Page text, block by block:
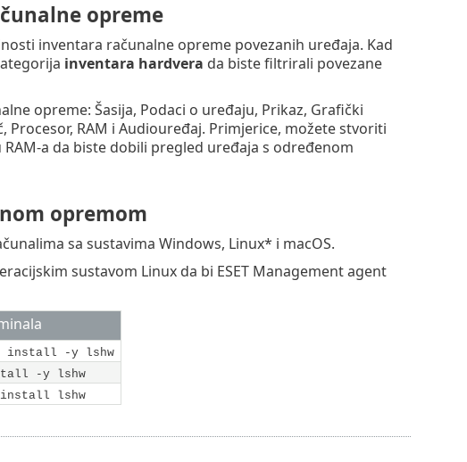
opreme
inventara računalne opreme povezanih uređaja. Kad
inventara hardvera da biste filtrirali povezane
opreme: Šasija, Podaci o uređaju, Prikaz, Grafički
RAM i Audiouređaj. Primjerice, možete stvoriti
a da biste dobili pregled uređaja s određenom
opremom
sa sustavima Windows, Linux* i macOS.
sustavom Linux da bi ESET Management agent
install -y lshw
-y lshw
install lshw